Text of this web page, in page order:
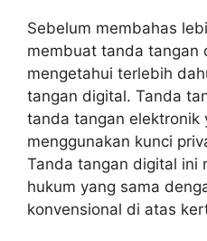
Sebelum membahas
membuat tanda tangan
mengetahui terlebih
tangan digital. Tanda
tanda tangan elektronik
menggunakan kunci
Tanda tangan digital ini
hukum yang sama
konvensional di atas